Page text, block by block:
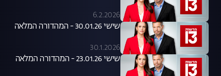
6.2.2026
שישי 30.01.26 - המהדורה המלאה
30.1.2026
שישי 23.01.26 - המהדורה המלאה